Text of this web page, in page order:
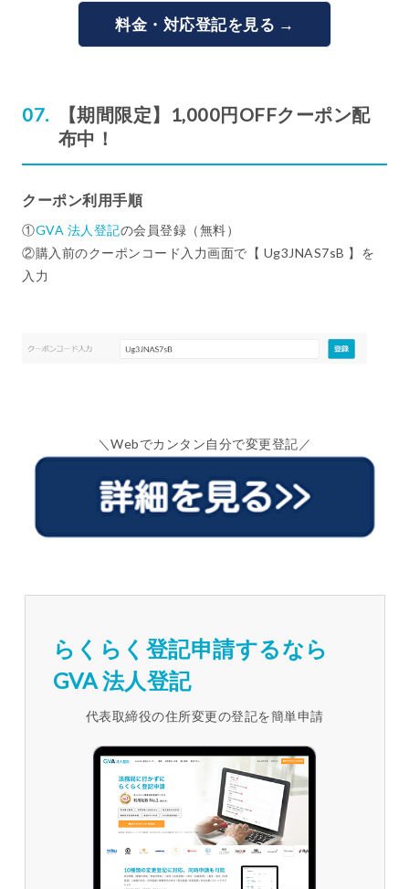
料金・対応登記を見る →
【期間限定】1,000円OFFクーポン配
布中！
クーポン利用手順
①GVA 法人登記の会員登録（無料）
②購入前のクーポンコード入力画面で【 Ug3JNAS7sB 】を
入力
＼Webでカンタン自分で変更登記／
らくらく登記申請するなら
GVA 法人登記
代表取締役の住所変更の登記を簡単申請